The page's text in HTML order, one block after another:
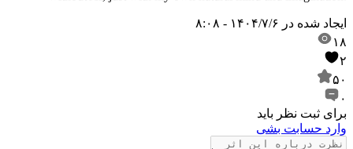
ایجاد شده در ۱۴۰۴/۷/۶ - ۸:۰۸
۱۸
۲
۵۰
۰
برای ثبت نظر باید
وارد حسابت بشی